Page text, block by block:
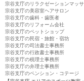
宗谷支庁のリラクゼーションマッ
宗谷支庁の美容室ヘアサロン
宗谷支庁の歯科・歯医者
宗谷支庁のリフォーム会社
宗谷支庁のペットショップ
宗谷支庁の民宿・旅館・宿坊
宗谷支庁の司法書士事務所
宗谷支庁の行政書士事務所
宗谷支庁の税理士事務所
宗谷支庁の弁理士事務所
宗谷支庁のペンション・コテージ